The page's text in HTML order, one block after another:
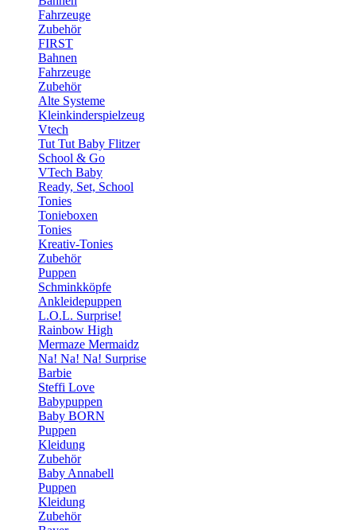
Fahrzeuge
Zubehör
FIRST
Bahnen
Fahrzeuge
Zubehör
Alte Systeme
Kleinkinderspielzeug
Vtech
Tut Tut Baby Flitzer
School & Go
VTech Baby
Ready, Set, School
Tonies
Tonieboxen
Tonies
Kreativ-Tonies
Zubehör
Puppen
Schminkköpfe
Ankleidepuppen
L.O.L. Surprise!
Rainbow High
Mermaze Mermaidz
Na! Na! Na! Surprise
Barbie
Steffi Love
Babypuppen
Baby BORN
Puppen
Kleidung
Zubehör
Baby Annabell
Puppen
Kleidung
Zubehör